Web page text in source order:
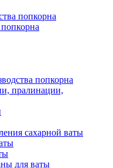
попкорна
попкорна
пралинации,
сахарной ваты
для ваты